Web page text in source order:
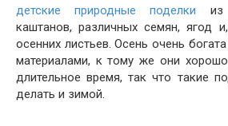
детские природные поделки
каштанов, различных семян, ягод
осенних листьев. Осень очень
материалами, к тому же они
длительное время, так что такие
делать и зимой.